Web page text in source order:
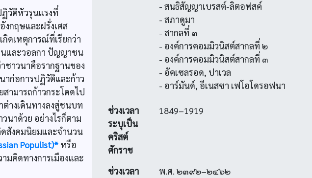
วัติหัวรุนแรงที่
กฤษและฝรั่งเศส
ดเหตุการณ์ที่เรียกว่า
และวอลกา ปัญญาชน
ชาวนาคือรากฐานของ
าก่อการปฏิวัติและก้าว
ามารถก้าวกระโดดไป
ต่างเดินทางลงสู่ชนบท
นาด้วย อย่างไรก็ตาม
สังคมนิยมและจำนวน
Populist)* หรือ
คิดทางการเมืองและ
- สนธิสัญญาเบรสต์-ลิตอฟสค์
- สภาดูมา
- สากลที่ ๓
- องค์การคอมมิวนิสต์สากลที่ ๒
- องค์การคอมมิวนิสต์สากลที่ ๓
- อัคเซลรอด, ปาเวล
- อาร์มันด์, อีเนสซา เฟโอโดรอฟนา
ช่วงเวลา
ระบุเป็น
คริสต์
ศักราช
1849–1919
ช่วงเวลา
พ.ศ. ๒๓๙๒–๒๔๖๒